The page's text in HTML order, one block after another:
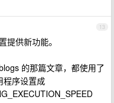
13
提供新功能。
的那篇文章，都使用了
程序设置成